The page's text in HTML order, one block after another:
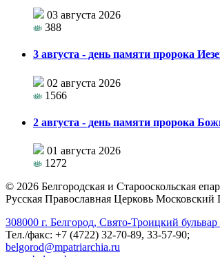
03 августа 2026
388
3 августа - день памяти пророка
02 августа 2026
1566
2 августа - день памяти пророка
01 августа 2026
1272
© 2026 Белгородская и Старооскольская
Русская Православная Церковь Московский
308000 г. Белгород, Свято-Троицкий бульвар
Тел./факс: +7 (4722) 32-70-89, 33-57-90;
belgorod@mpatriarchia.ru